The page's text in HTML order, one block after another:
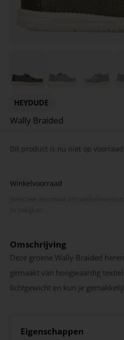
HEYDUDE
Wally Braided
Dit product is nu niet op
Winkelvoorraad
Omschrijving
Deze groene Wally Braided
gemaakt van hoogwaardig
lichtgewicht en kun je
Eigenschappen